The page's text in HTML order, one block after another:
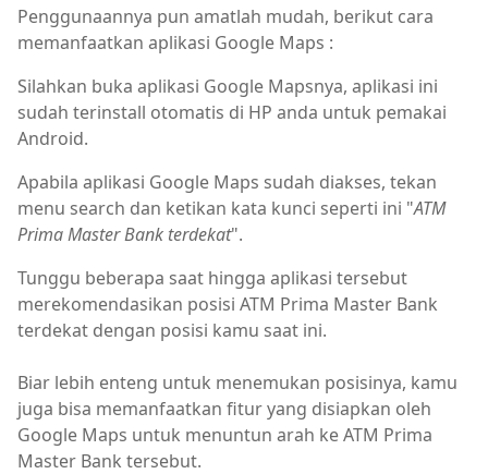
Penggunaannya pun amatlah mudah, berikut cara
memanfaatkan aplikasi Google Maps :
Silahkan buka aplikasi Google Mapsnya, aplikasi ini
sudah terinstall otomatis di HP anda untuk pemakai
Android.
Apabila aplikasi Google Maps sudah diakses, tekan
menu search dan ketikan kata kunci seperti ini "ATM
Prima Master Bank terdekat".
Tunggu beberapa saat hingga aplikasi tersebut
merekomendasikan posisi ATM Prima Master Bank
terdekat dengan posisi kamu saat ini.
Biar lebih enteng untuk menemukan posisinya, kamu
juga bisa memanfaatkan fitur yang disiapkan oleh
Google Maps untuk menuntun arah ke ATM Prima
Master Bank tersebut.